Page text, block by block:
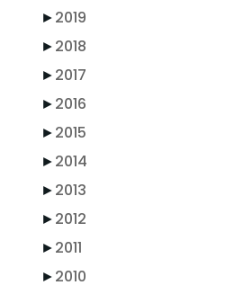
►2019
►2018
►2017
►2016
►2015
►2014
►2013
►2012
►2011
►2010